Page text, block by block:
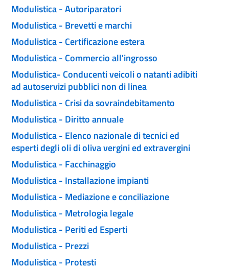
Modulistica - Autoriparatori
Modulistica - Brevetti e marchi
Modulistica - Certificazione estera
Modulistica - Commercio all'ingrosso
Modulistica- Conducenti veicoli o natanti adibiti
ad autoservizi pubblici non di linea
Modulistica - Crisi da sovraindebitamento
Modulistica - Diritto annuale
Modulistica - Elenco nazionale di tecnici ed
esperti degli oli di oliva vergini ed extravergini
Modulistica - Facchinaggio
Modulistica - Installazione impianti
Modulistica - Mediazione e conciliazione
Modulistica - Metrologia legale
Modulistica - Periti ed Esperti
Modulistica - Prezzi
Modulistica - Protesti